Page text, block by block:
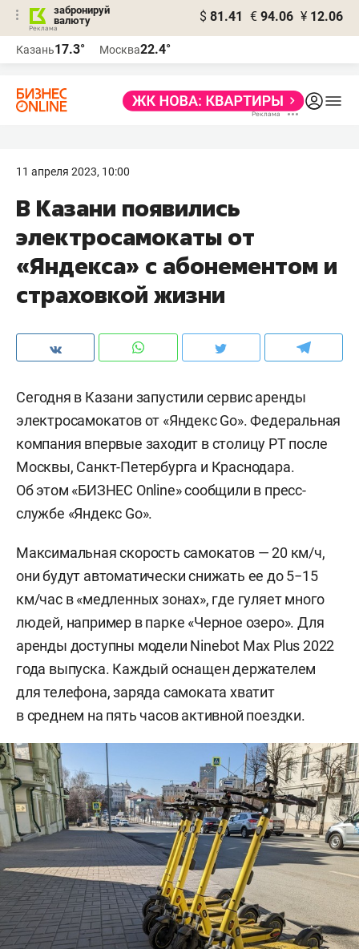
забронируй
валюту
$ 81.41 € 94.06 ¥ 12.06
Казань17.3° Москва22.4°
11 апреля 2023, 10:00
В Казани появились
электросамокаты от
«Яндекса» с абонементом и
страховкой жизни
Сегодня в Казани запустили сервис аренды
электросамокатов от «Яндекс Go». Федеральная
компания впервые заходит в столицу РТ после
Москвы, Санкт-Петербурга и Краснодара.
Об этом «БИЗНЕС Online» сообщили в пресс-
службе «Яндекс Go».
Максимальная скорость самокатов — 20 км/ч,
они будут автоматически снижать ее до 5−15
км/час в «медленных зонах», где гуляет много
людей, например в парке «Черное озеро». Для
аренды доступны модели Ninebot Max Plus 2022
года выпуска. Каждый оснащен держателем
для телефона, заряда самоката хватит
в среднем на пять часов активной поездки.